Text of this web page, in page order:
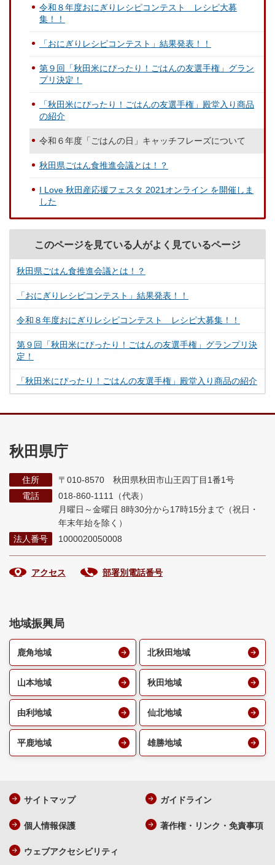
令和８年度おにぎりレシピコンテスト レシピ大募
集！！
「おにぎりレシピコンテスト」結果発表！！
第９回「秋田米にぴったり！ごはんの友選手権」グラン
プリ決定！
「秋田米にぴったり！ごはんの友選手権」殿堂入り商品
の紹介
令和６年度「ごはんの日」キャッチフレーズについて
秋田県ごはん食推進会議とは！？
I Love 秋田産応援フェスタ 2021オンライン を開催しま
した
このページを見ている人がよく見ているページ
秋田県ごはん食推進会議とは！？
「おにぎりレシピコンテスト」結果発表！！
令和８年度おにぎりレシピコンテスト レシピ大募集！！
第９回「秋田米にぴったり！ごはんの友選手権」グランプリ決
定！
「秋田米にぴったり！ごはんの友選手権」殿堂入り商品の紹介
秋田県庁
住所
〒010-8570 秋田県秋田市山王四丁目1番1号
電話
018-860-1111（代表）
月曜日～金曜日 8時30分から17時15分まで （祝日・
年末年始を除く）
法人番号
1000020050008
アクセス 部署別電話番号
地域振興局
鹿角地域 北秋田地域
山本地域 秋田地域
由利地域 仙北地域
平鹿地域 雄勝地域
サイトマップ ガイドライン
個人情報保護 著作権・リンク・免責事項
ウェブアクセシビリティ